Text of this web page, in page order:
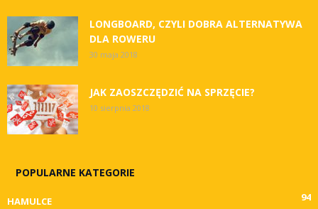
LONGBOARD, CZYLI DOBRA ALTERNATYWA
DLA ROWERU
30 maja 2018
JAK ZAOSZCZĘDZIĆ NA SPRZĘCIE?
10 sierpnia 2018
POPULARNE KATEGORIE
HAMULCE
94